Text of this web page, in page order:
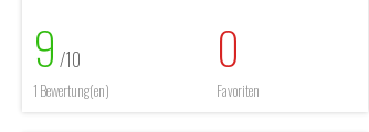
9 /10
1 Bewertung(en)
0
Favoriten